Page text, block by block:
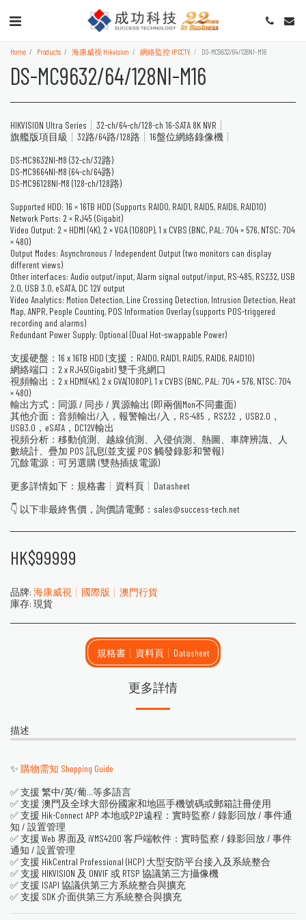
Home Products 海康威視 Hikvision 網絡監控 IP CCTV DS-MC9632/64/128NI-M16
DS-MC9632/64/128NI-M16
HIKVISION Ultra Series┊32-ch/64-ch/128-ch 16-SATA 8K NVR┊
旗艦版項目級┊32路/64路/128路┊16盤位網絡錄像機┊
DS-MC9632NI-M8 (32-ch/32路)
DS-MC9664NI-M8 (64-ch/64路)
DS-MC96128NI-M8 (128-ch/128路)
Supported HDD: 16 × 16TB HDD (Supports RAID0, RAID1, RAID5, RAID6, RAID10)
Network Ports: 2 × RJ45 (Gigabit)
Video Output: 2 × HDMI (4K), 2 × VGA (1080P), 1 x CVBS (BNC, PAL: 704 × 576, NTSC: 704
× 480)
Output Modes: Asynchronous / Independent Output (two monitors can display
different views)
Other interfaces: Audio output/input, Alarm signal output/input, RS-485, RS232, USB
2.0, USB 3.0, eSATA, DC 12V output
Video Analytics: Motion Detection, Line Crossing Detection, Intrusion Detection, Heat
Map, ANPR, People Counting, POS Information Overlay (supports POS-triggered
recording and alarms)
Redundant Power Supply: Optional (Dual Hot-swappable Power)
支援硬盤：16 x 16TB HDD (支援：RAID0, RAID1, RAID5, RAID6, RAID10)
網絡端口：2 x RJ45(Gigabit) 雙千兆網口
視頻輸出：2 x HDMI(4K), 2 x GVA(1080P), 1 x CVBS (BNC, PAL: 704 × 576, NTSC: 704
× 480)
輸出方式：同源 / 同步 / 異源輸出 (即兩個Mon不同畫面)
其他介面：音頻輸出/入，報警輸出/入，RS-485，RS232，USB2.0，
USB3.0，eSATA，DC12V輸出
視頻分析：移動偵測、越線偵測、入侵偵測、熱圖、車牌辨識、人
數統計、疊加 POS 訊息(並支援 POS 觸發錄影和警報)
冗餘電源：可另選購 (雙熱插拔電源)
更多詳情如下：規格書┊資料頁┊Datasheet
👇 以下非最終售價，詢價請電郵：sales@success-tech.net
HK$99999
品牌: 海康威視┊國際版┊澳門行貨
庫存: 現貨
規格書┊資料頁┊Datasheet
更多詳情
描述
✨ 購物需知 Shopping Guide
✅ 支援 繁中/英/葡...等多語言
✅ 支援 澳門及全球大部份國家和地區手機號碼或郵箱註冊使用
✅ 支援 Hik-Connect APP 本地或P2P遠程：實時監察 / 錄影回放 / 事件通
知 / 設置管理
✅ 支援 Web 界面及 iVMS4200 客戶端軟件：實時監察 / 錄影回放 / 事件
通知 / 設置管理
✅ 支援 HikCentral Professional (HCP) 大型安防平台接入及系統整合
✅ 支援 HIKVISION 及 ONVIF 或 RTSP 協議第三方攝像機
✅ 支援 ISAPI 協議供第三方系統整合與擴充
✅ 支援 SDK 介面供第三方系統整合與擴充